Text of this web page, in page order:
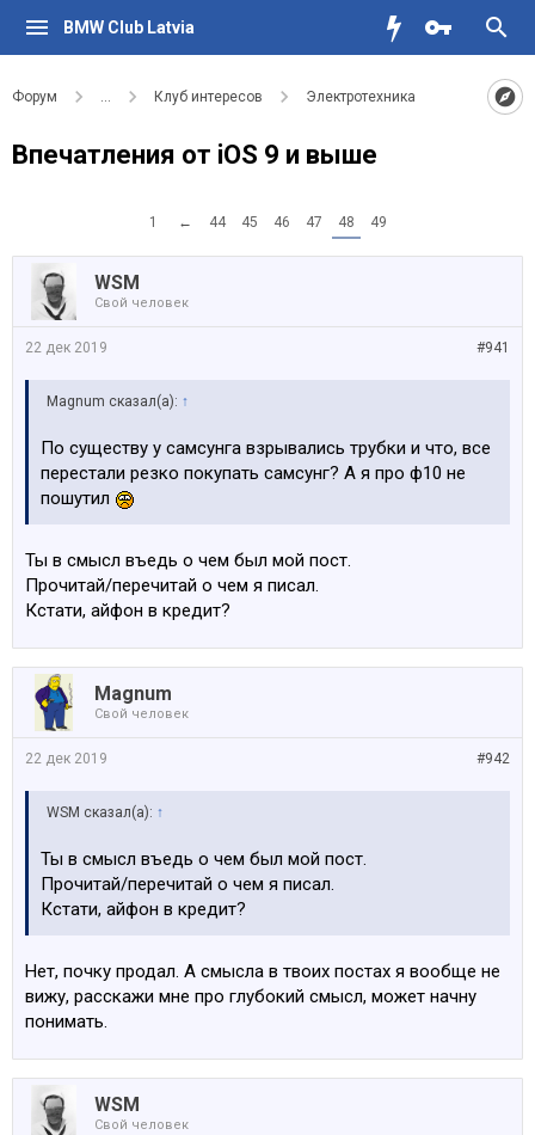
BMW Club Latvia
Форум ... Клуб интересов Электротехника
Впечатления от iOS 9 и выше
1 ← 44 45 46 47 48 49
WSM
Свой человек
#941
22 дек 2019
Magnum сказал(а): ↑
По существу у самсунга взрывались трубки и что, все
перестали резко покупать самсунг? А я про ф10 не
пошутил
Ты в смысл въедь о чем был мой пост.
Прочитай/перечитай о чем я писал.
Кстати, айфон в кредит?
Magnum
Свой человек
#942
22 дек 2019
WSM сказал(а): ↑
Ты в смысл въедь о чем был мой пост.
Прочитай/перечитай о чем я писал.
Кстати, айфон в кредит?
Нет, почку продал. А смысла в твоих постах я вообще не
вижу, расскажи мне про глубокий смысл, может начну
понимать.
WSM
Свой человек